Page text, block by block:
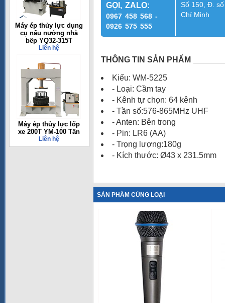
Máy ép thủy lực dụng
cụ nấu nướng nhà
bếp YQ32-315T
Liên hệ
Máy ép thủy lực lốp
xe 200T YM-100 Tấn
Liên hệ
GỌI, ZALO:
0967 458 568 -
0926 575 555
Số 150, Đ.
Chí Minh
THÔNG TIN SẢN PHẨM
Kiểu: WM-5225
- Loại: Cầm tay
- Kênh tự chọn: 64 kênh
- Tần số:576-865MHz UHF
- Anten: Bên trong
- Pin: LR6 (AA)
- Trọng lượng:180g
- Kích thước: Ø43 x 231.5mm
SẢN PHẨM CÙNG LOẠI